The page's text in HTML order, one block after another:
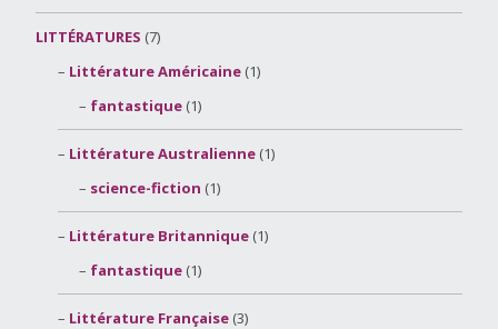
LITTÉRATURES (7)
Littérature Américaine(1)
fantastique (1)
Littérature Australienne(1)
science-fiction (1)
Littérature Britannique(1)
fantastique (1)
Littérature Française(3)